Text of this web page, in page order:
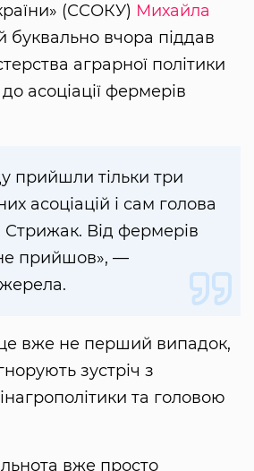
(ССОКУ) Михайла
буквально вчора піддав
аграрної політики
асоціації фермерів
прийшли тільки три
асоціацій і сам голова
Від фермерів
прийшов», —
вже не перший випадок,
зустріч з
та головою
вже просто